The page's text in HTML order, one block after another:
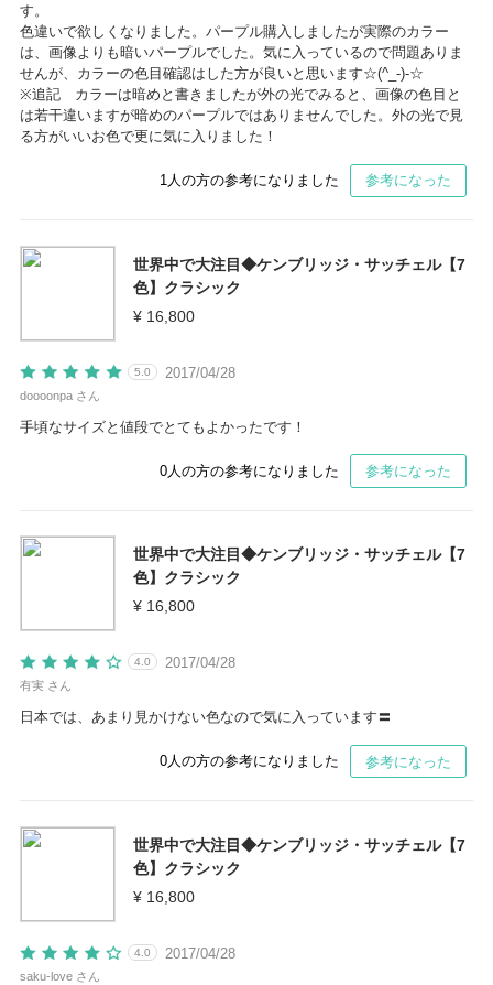
す。
色違いで欲しくなりました。パープル購入しましたが実際のカラー
は、画像よりも暗いパープルでした。気に入っているので問題ありま
せんが、カラーの色目確認はした方が良いと思います☆(^_-)-☆
※追記 カラーは暗めと書きましたが外の光でみると、画像の色目と
は若干違いますが暗めのパープルではありませんでした。外の光で見
る方がいいお色で更に気に入りました！
1 人の方の参考になりました 参考になった
世界中で大注目◆ケンブリッジ・サッチェル【7
色】クラシック
¥ 16,800
2017/04/28
5.0
doooonpa さん
手頃なサイズと値段でとてもよかったです！
0 人の方の参考になりました 参考になった
世界中で大注目◆ケンブリッジ・サッチェル【7
色】クラシック
¥ 16,800
2017/04/28
4.0
有実 さん
日本では、あまり見かけない色なので気に入っています〓
0人の方の参考になりました 参考になった
世界中で大注目◆ケンブリッジ・サッチェル【7
色】クラシック
¥ 16,800
2017/04/28
4.0
saku-love さん